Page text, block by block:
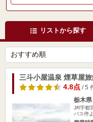
リストから探す
三斗小屋温泉 煙草屋
4.8点/ 5
栃木
JR宇都
バス停